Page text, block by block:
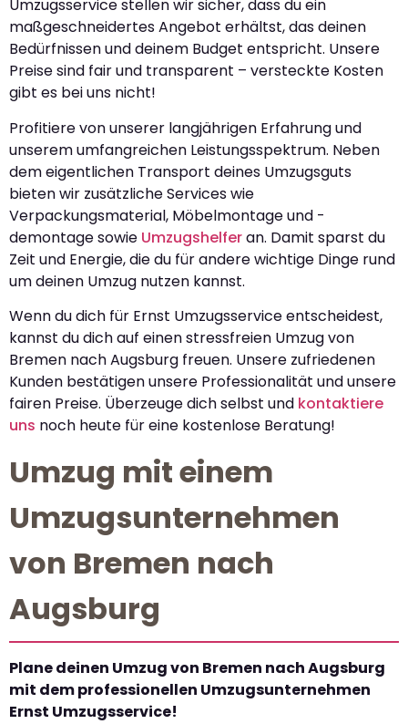
Umzugsservice stellen wir sicher, dass du ein
maßgeschneidertes Angebot erhältst, das deinen
Bedürfnissen und deinem Budget entspricht. Unsere
Preise sind fair und transparent – versteckte Kosten
gibt es bei uns nicht!
Profitiere von unserer langjährigen Erfahrung und
unserem umfangreichen Leistungsspektrum. Neben
dem eigentlichen Transport deines Umzugsguts
bieten wir zusätzliche Services wie
Verpackungsmaterial, Möbelmontage und -
demontage sowie Umzugshelferan. Damit sparst du
Zeit und Energie, die du für andere wichtige Dinge rund
um deinen Umzug nutzen kannst.
Wenn du dich für Ernst Umzugsservice entscheidest,
kannst du dich auf einen stressfreien Umzug von
Bremen nach Augsburg freuen. Unsere zufriedenen
Kunden bestätigen unsere Professionalität und unsere
fairen Preise. Überzeuge dich selbst und kontaktiere
uns noch heute für eine kostenlose Beratung!
Umzug mit einem
Umzugsunternehmen
von Bremen nach
Augsburg
Plane deinen Umzug von Bremen nach Augsburg
mit dem professionellen Umzugsunternehmen
Ernst Umzugsservice!